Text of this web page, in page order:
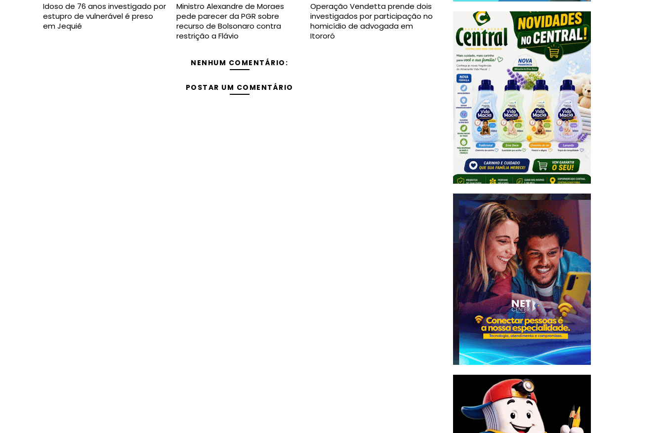
Idoso de 76 anos investigado por
estupro de vulnerável é preso
em Jequié
Ministro Alexandre de Moraes
pede parecer da PGR sobre
recurso de Bolsonaro contra
restrição a Flávio
Operação Vendetta prende dois
investigados por participação no
homicídio de advogada em
Itororó
NENHUM COMENTÁRIO:
POSTAR UM COMENTÁRIO